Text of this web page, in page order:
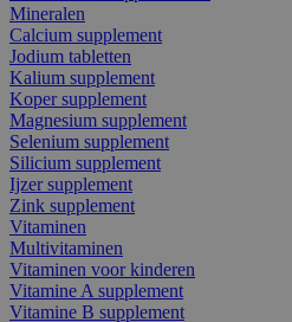
Mineralen
Calcium supplement
Jodium tabletten
Kalium supplement
Koper supplement
Magnesium supplement
Selenium supplement
Silicium supplement
Ijzer supplement
Zink supplement
Vitaminen
Multivitaminen
Vitaminen voor kinderen
Vitamine A supplement
Vitamine B supplement